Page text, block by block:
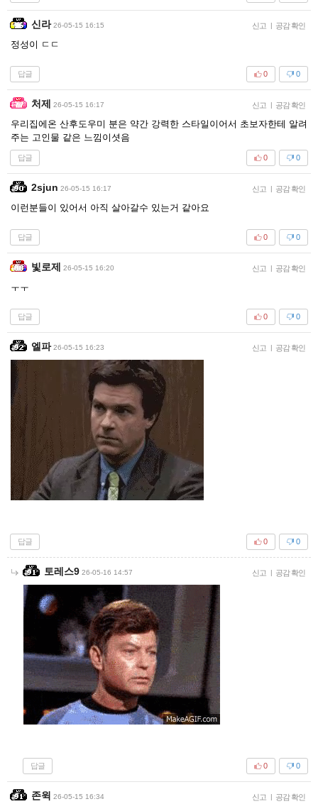
신라 26-05-15 16:15 신고 | 공감 확인
정성이 ㄷㄷ
답글 0
0
처제 26-05-15 16:17 신고 | 공감 확인
우리집에온 산후도우미 분은 약간 강력한 스타일이어서 초보자한테 알려
주는 고인물 같은 느낌이셧음
답글 0
0
2sjun 26-05-15 16:17 신고 | 공감 확인
이런분들이 있어서 아직 살아갈수 있는거 같아요
답글 0
0
빛로제 26-05-15 16:20 신고 | 공감 확인
ㅜㅜ
답글 0
0
엘파 26-05-15 16:23 신고 | 공감 확인
답글 0
0
토레스9 26-05-16 14:57 신고 | 공감 확인
답글 0
0
존윅 26-05-15 16:34 신고 | 공감 확인